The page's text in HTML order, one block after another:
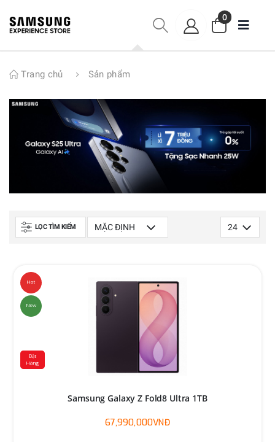
0
Trang chủ Sản phẩm
LỌC TÌM KIẾM
Hot
New
Đặt
Hàng
Samsung Galaxy Z Fold8 Ultra 1TB
67,990,000VNĐ